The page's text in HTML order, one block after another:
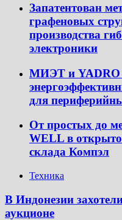
Запатентован
графеновых
производства
электроники
МИЭТ и YADRO
для
От простых до
WELL в
склада Компэл
Техника
В Индонезии
аукционе